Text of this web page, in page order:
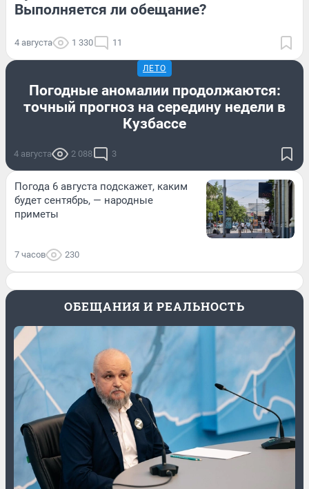
Выполняется ли обещание?
4 августа 1 330 11
ЛЕТО
Погодные аномалии продолжаются:
точный прогноз на середину недели в
Кузбассе
4 августа 2 088 3
Погода 6 августа подскажет, каким
будет сентябрь, — народные
приметы
7 часов 230
ОБЕЩАНИЯ И РЕАЛЬНОСТЬ